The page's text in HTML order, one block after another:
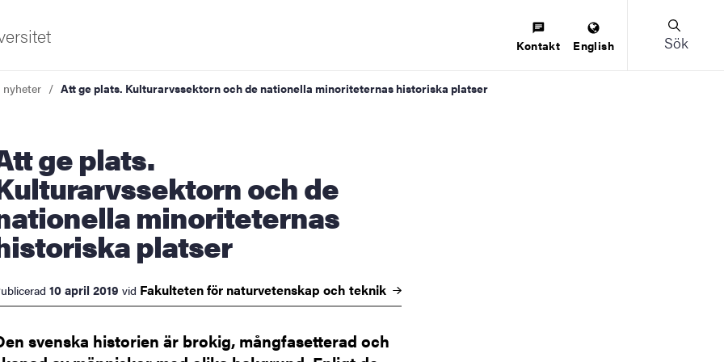
innovation
Kontakt English Sök
nyheter Att ge plats. Kulturarvssektorn och de nationella minoriteternas historiska platser
och de
minoriteternas
platser
10 april 2019 vid Fakulteten för naturvetenskap och teknik
svenska historien är brokig, mångfasetterad och